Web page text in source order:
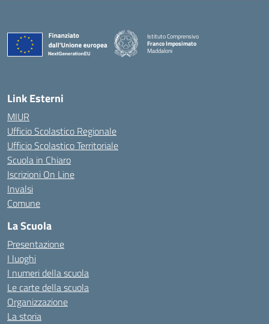
Istituto Comprensivo
Franco Imposimato
Maddaloni
Link Esterni
MIUR
Ufficio Scolastico Regionale
Ufficio Scolastico Territoriale
Scuola in Chiaro
Iscrizioni On Line
Invalsi
Comune
La Scuola
Presentazione
I luoghi
I numeri della scuola
Le carte della scuola
Organizzazione
La storia